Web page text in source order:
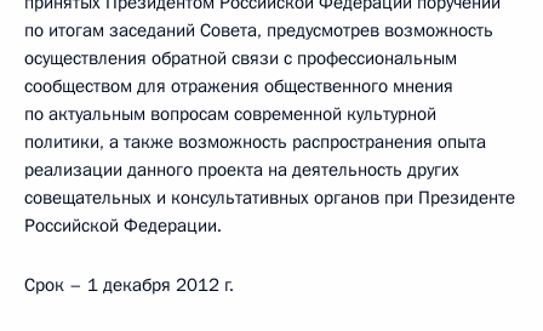
по итогам заседаний Совета, предусмотрев возможность
осуществления обратной связи с профессиональным
сообществом для отражения общественного мнения
по актуальным вопросам современной культурной
политики, а также возможность распространения опыта
реализации данного проекта на деятельность других
совещательных и консультативных органов при Президенте
Российской Федерации.
Срок – 1 декабря 2012 г.